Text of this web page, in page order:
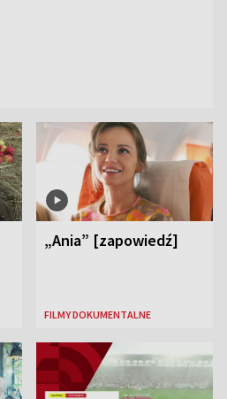
„Ania” [zapowiedź]
FILMY DOKUMENTALNE